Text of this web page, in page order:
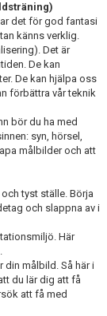
det för god fantasi
känns verklig.
Det är
De kan
De kan hjälpa oss
förbättra vår teknik
bör du ha med
syn, hörsel,
målbilder och att
tyst ställe. Börja
och slappna av i
Här
målbild. Så här i
du lär dig att få
att få med